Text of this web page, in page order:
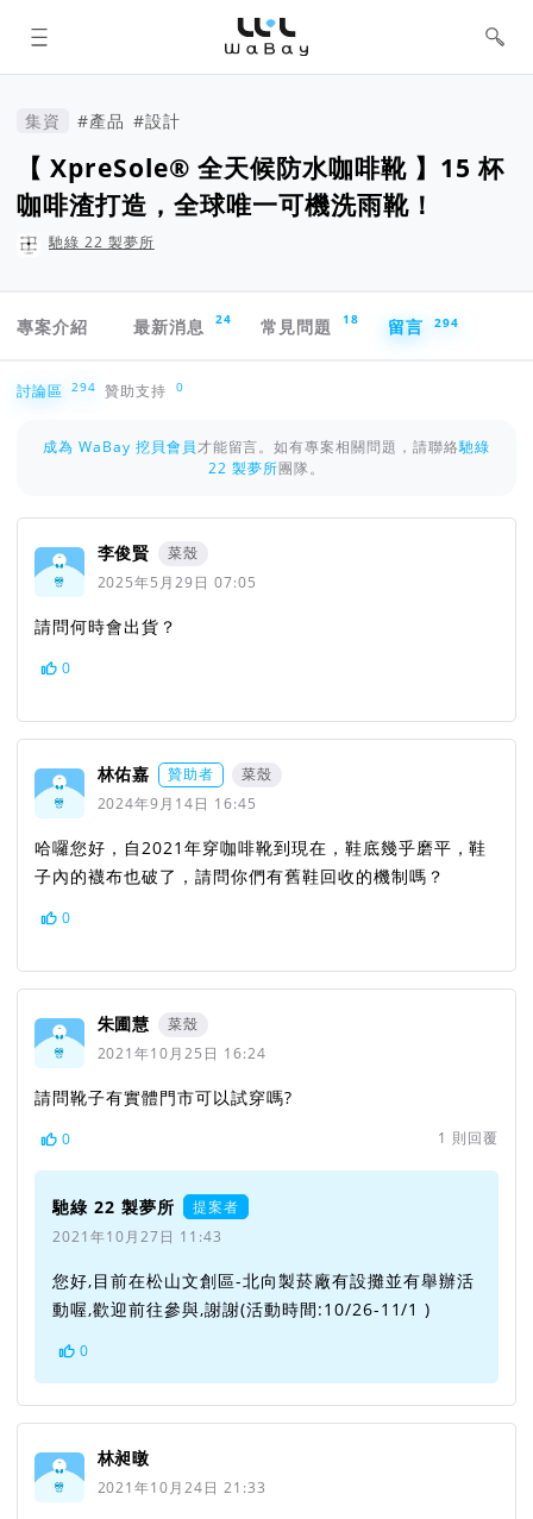
WaBay 挖貝 | 台灣最值得信賴的群眾
集資 / 群眾募資平台
集資 #產品 #設計
【 XpreSole® 全天候防水咖啡靴 】15 杯
咖啡渣打造，全球唯一可機洗雨靴！
馳綠 22 製夢所
專案介紹
最新消息 24 常見問題 18 留言 294
討論區 294 贊助支持 0
成為 WaBay 挖貝會員才能留言。如有專案相關問題，請聯絡馳綠
22 製夢所團隊。
李俊賢
菜殼
2025年5月29日 07:05
請問何時會出貨？
0
林佑嘉 贊助者
菜殼
2024年9月14日 16:45
哈囉您好，自2021年穿咖啡靴到現在，鞋底幾乎磨平，鞋
子內的襪布也破了，請問你們有舊鞋回收的機制嗎？
0
朱圃慧
菜殼
2021年10月25日 16:24
請問靴子有實體門市可以試穿嗎?
0 1 則回覆
馳綠 22 製夢所
提案者
2021年10月27日 11:43
您好,目前在松山文創區-北向製菸廠有設攤並有舉辦活
動喔,歡迎前往參與,謝謝(活動時間:10/26-11/1 )
0
林昶暾
2021年10月24日 21:33